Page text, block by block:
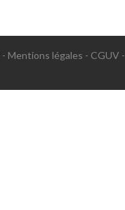
- Mentions légales - CGUV